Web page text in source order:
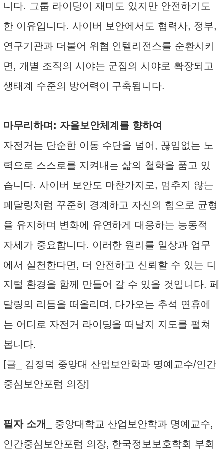
니다. 그룹 라이딩이 재미도 있지만 안전하기도
한 이유입니다. 사이버 보안에서도 협력사, 정부,
연구기관과 더불어 위협 인텔리전스를 순환시키
면, 개별 조직의 시야는 군집의 시야로 확장되고
생태계 수준의 방어력이 구축됩니다.
마무리하며: 자율보안체계를 향하여
자전거는 단순한 이동 수단을 넘어, 끊임없는 노
력으로 스스로를 지켜내는 삶의 철학을 품고 있
습니다. 사이버 보안도 마찬가지로, 멈추지 않는
페달링처럼 꾸준히 경계하고 자신의 힘으로 균형
을 유지하며 변화에 유연하게 대응하는 능동적
자세가 중요합니다. 이러한 원리를 일상과 업무
에서 실천한다면, 더 안전하고 신뢰할 수 있는 디
지털 환경을 함께 만들어 갈 수 있을 것입니다. 페
달링의 리듬을 떠올리며, 다가오는 추석 연휴에
는 어디로 자전거 라이딩을 떠날지 지도를 펼쳐
봅니다.
[글_ 김정덕 중앙대 산업보안학과 명예교수/인간
중심보안포럼 의장]
필자 소개_
중앙대학교 산업보안학과 명예교수,
인간중심보안포럼 의장, 한국정보보호학회 부회